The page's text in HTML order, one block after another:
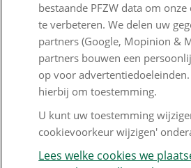
Digitale post
Formulieren
Mijn cookievoorkeur
bestaande PFZW data om
te verbeteren. We delen uw
partners (Google, Mopinion &
partners bouwen een
op voor
hierbij om toestemming.
U kunt uw toestemming
cookievoorkeur wijzigen'
Lees welke cookies we